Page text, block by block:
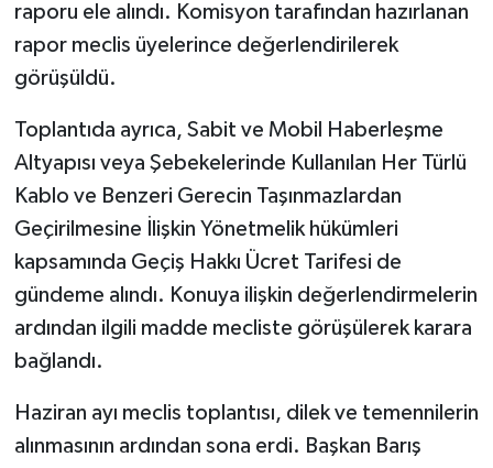
raporu ele alındı. Komisyon tarafından hazırlanan
rapor meclis üyelerince değerlendirilerek
görüşüldü.
Toplantıda ayrıca, Sabit ve Mobil Haberleşme
Altyapısı veya Şebekelerinde Kullanılan Her Türlü
Kablo ve Benzeri Gerecin Taşınmazlardan
Geçirilmesine İlişkin Yönetmelik hükümleri
kapsamında Geçiş Hakkı Ücret Tarifesi de
gündeme alındı. Konuya ilişkin değerlendirmelerin
ardından ilgili madde mecliste görüşülerek karara
bağlandı.
Haziran ayı meclis toplantısı, dilek ve temennilerin
alınmasının ardından sona erdi. Başkan Barış